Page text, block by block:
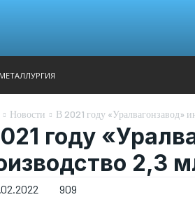
МЕТАЛЛУРГИЯ
Новости В 2021 году «Уралвагонзавод»
году
2,3
909